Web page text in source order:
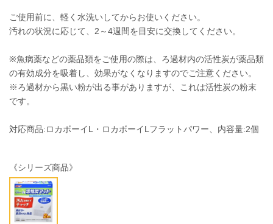
ご使用前に、軽く水洗いしてからお使いください。
汚れの状況に応じて、2～4週間を目安に交換してください。
※魚病薬などの薬品類をご使用の際は、ろ過材内の活性炭が薬品類
の有効成分を吸着し、効果がなくなりますのでご注意ください。
※ろ過材から黒い粉が出る事がありますが、これは活性炭の粉末
です。
対応商品:ロカボーイL・ロカボーイLフラットパワー、内容量:2個
《シリーズ商品》